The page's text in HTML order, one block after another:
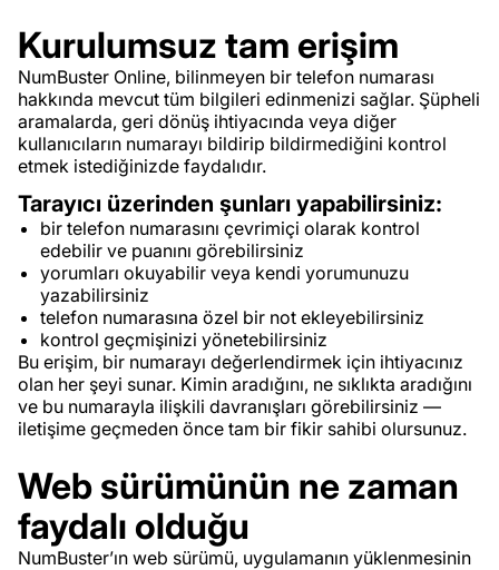
Kurulumsuz tam erişim
NumBuster Online, bilinmeyen bir telefon numarası
hakkında mevcut tüm bilgileri edinmenizi sağlar. Şüpheli
aramalarda, geri dönüş ihtiyacında veya diğer
kullanıcıların numarayı bildirip bildirmediğini kontrol
etmek istediğinizde faydalıdır.
Tarayıcı üzerinden şunları yapabilirsiniz:
bir telefon numarasını çevrimiçi olarak kontrol
edebilir ve puanını görebilirsiniz
yorumları okuyabilir veya kendi yorumunuzu
yazabilirsiniz
telefon numarasına özel bir not ekleyebilirsiniz
kontrol geçmişinizi yönetebilirsiniz
Bu erişim, bir numarayı değerlendirmek için ihtiyacınız
olan her şeyi sunar. Kimin aradığını, ne sıklıkta aradığını
ve bu numarayla ilişkili davranışları görebilirsiniz —
iletişime geçmeden önce tam bir fikir sahibi olursunuz.
Web sürümünün ne zaman
faydalı olduğu
NumBuster’ın web sürümü, uygulamanın yüklenmesinin